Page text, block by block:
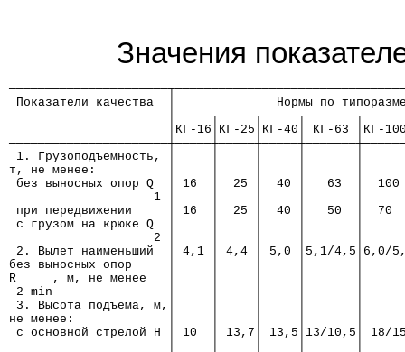
Значения
Показатели качества  │              Нормы по
│КГ-16│КГ-25│КГ-40│ КГ-63 │КГ-
1. Грузоподъемность, │     │     │     │       │
т, не менее:          │     │     │     │       │
без выносных опор Q  │ 16  │  25 │  40 │   63  │
1 │     │     │     │       │
при передвижении     │ 16  │  25 │  40 │   50  │  70
с грузом на крюке Q  │     │     │     │       │
2 │     │     │     │       │
2. Вылет наименьший  │ 4,1 │ 4,4 │ 5,0 │5,1/4,5│6,0/
без выносных опор     │     │     │     │       │
R     , м, не менее   │     │     │     │       │
2 min                │     │     │     │       │
3. Высота подъема, м,│     │     │     │       │
не менее:             │     │     │     │       │
с основной стрелой Н │ 10  │ 13,7│ 13,5│13/10,5│ 18/